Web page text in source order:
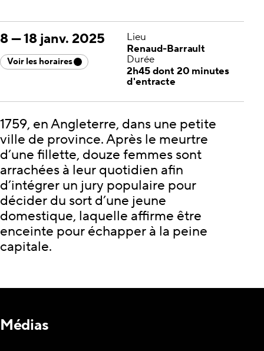
8—18 janv. 2025
Voir les horaires
Lieu
Renaud-Barrault
Durée
2h45 dont 20 minutes
d'entracte
1759, en Angleterre, dans une petite
ville de province. Après le meurtre
d’une fillette, douze femmes sont
arrachées à leur quotidien afin
d’intégrer un jury populaire pour
décider du sort d’une jeune
domestique, laquelle affirme être
enceinte pour échapper à la peine
capitale.
Médias